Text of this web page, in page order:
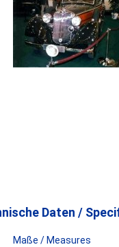
Daten /
Maße / Measures